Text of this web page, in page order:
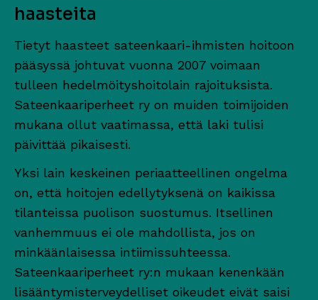
haasteita
Tietyt haasteet sateenkaari-ihmisten hoitoon
pääsyssä johtuvat vuonna 2007 voimaan
tulleen hedelmöityshoitolain rajoituksista.
Sateenkaariperheet ry on muiden toimijoiden
mukana ollut vaatimassa, että laki tulisi
päivittää pikaisesti.
Yksi lain keskeinen periaatteellinen ongelma
on, että hoitojen edellytyksenä on kaikissa
tilanteissa puolison suostumus. Itsellinen
vanhemmuus ei ole mahdollista, jos on
minkäänlaisessa intiimissuhteessa.
Sateenkaariperheet ry:n mukaan kenenkään
lisääntymisterveydelliset oikeudet eivät saisi